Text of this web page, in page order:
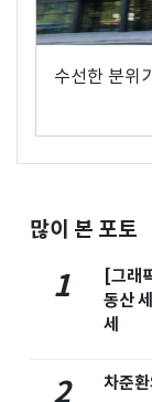
수선한 분위
많이 본 포토
1
[그래
동산
세
2 차준